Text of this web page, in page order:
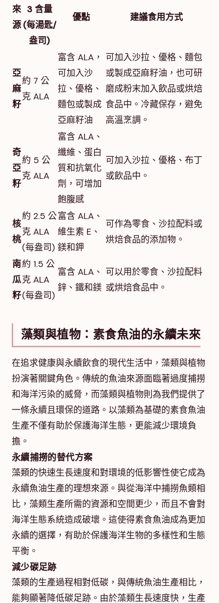
來
源
3 含量
(每湯匙/
盎司)
優點 建議食用方式
亞
麻
籽
約 7 公
克 ALA
富含 ALA，
可加入沙
拉、優格、
麵包或製成
亞麻籽油
可加入沙拉、優格、麵包
或製成亞麻籽油，也可研
磨成粉末加入飲品或烘焙
食品中。冷藏保存，避免
高溫烹調。
奇
亞
籽
約 5 公
克 ALA
富含 ALA、
纖維、蛋白
質和抗氧化
劑，可增加
飽腹感
可加入沙拉、優格、布丁
或飲品中。
核
桃
約 2.5 公
克 ALA
(每盎司)
富含 ALA、
維生素 E、
鎂和鉀
可作為零食、沙拉配料或
烘焙食品的添加物。
南
瓜
籽
約 1.5 公
克 ALA
(每盎司)
富含 ALA、
鋅、鐵和鎂
可以用於零食、沙拉配料
或烘焙食品中。
藻類與植物：素食魚油的永續未來
在追求健康與永續飲食的現代生活中，藻類與植物
扮演著關鍵角色。傳統的魚油來源面臨著過度捕撈
和海洋污染的威脅，而藻類與植物則為我們提供了
一條永續且環保的道路。以藻類為基礎的素食魚油
生產不僅有助於保護海洋生態，更能減少環境負
擔。
永續捕撈的替代方案
藻類的快速生長速度和對環境的低影響性使它成為
永續魚油生產的理想來源。與從海洋中捕撈魚類相
比，藻類生產所需的資源和空間更少，而且不會對
海洋生態系統造成破壞。這使得素食魚油成為更加
永續的選擇，有助於保護海洋生物的多樣性和生態
平衡。
減少碳足跡
藻類的生產過程相對低碳，與傳統魚油生產相比，
能夠顯著降低碳足跡。由於藻類生長速度快，生產